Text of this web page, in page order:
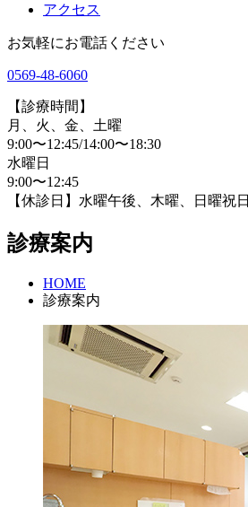
アクセス
お気軽にお電話ください
0569-48-6060
【診療時間】
月、火、金、土曜
9:00〜12:45/14:00〜18:30
水曜日
9:00〜12:45
【休診日】水曜午後、木曜、日曜祝日
診療案内
HOME
診療案内